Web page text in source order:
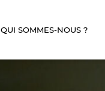
QUI SOMMES-NOUS ?